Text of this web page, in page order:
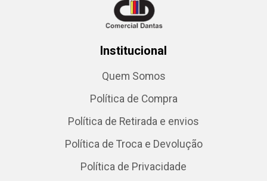
Institucional
Quem Somos
Política de Compra
Política de Retirada e envios
Política de Troca e Devolução
Política de Privacidade